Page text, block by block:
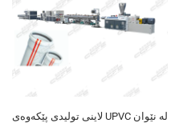
لاینی تولیدی پێکەوەی UPVC لە نێوان